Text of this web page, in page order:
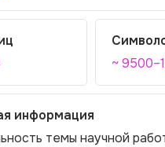
~
информация
темы научной